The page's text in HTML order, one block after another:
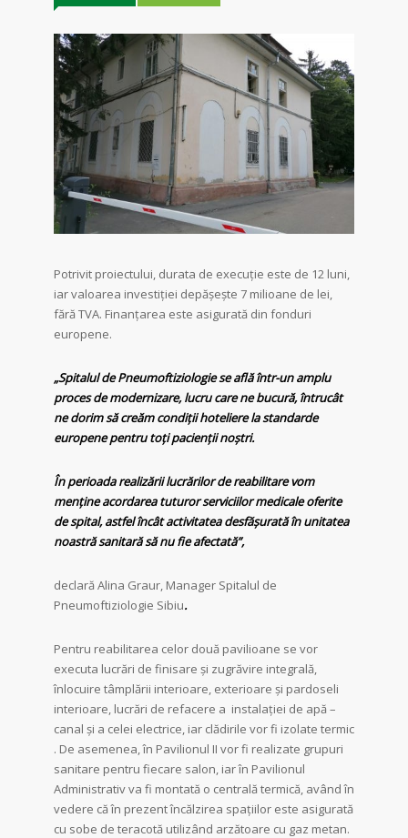
Potrivit proiectului, durata de execuție este de 12 luni,
iar valoarea investiției depășește 7 milioane de lei,
fără TVA. Finanțarea este asigurată din fonduri
europene.
„Spitalul de Pneumoftiziologie se află într-un amplu
proces de modernizare, lucru care ne bucură, întrucât
ne dorim să creăm condiții hoteliere la standarde
europene pentru toți pacienții noștri.
În perioada realizării lucrărilor de reabilitare vom
menține acordarea tuturor serviciilor medicale oferite
de spital, astfel încât activitatea desfășurată în unitatea
noastră sanitară să nu fie afectată”,
declară Alina Graur, Manager Spitalul de
Pneumoftiziologie Sibiu.
Pentru reabilitarea celor două pavilioane se vor
executa lucrări de finisare și zugrăvire integrală,
înlocuire tâmplării interioare, exterioare și pardoseli
interioare, lucrări de refacere a instalației de apă –
canal și a celei electrice, iar clădirile vor fi izolate termic
. De asemenea, în Pavilionul II vor fi realizate grupuri
sanitare pentru fiecare salon, iar în Pavilionul
Administrativ va fi montată o centrală termică, având în
vedere că în prezent încălzirea spațiilor este asigurată
cu sobe de teracotă utilizând arzătoare cu gaz metan.